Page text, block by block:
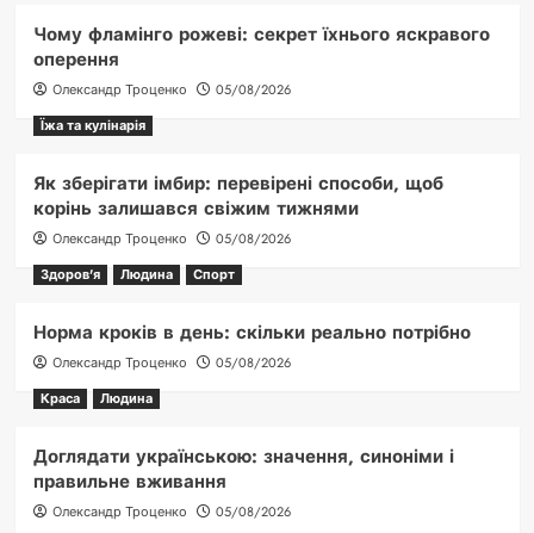
Чому фламінго рожеві: секрет їхнього яскравого
оперення
Олександр Троценко
05/08/2026
Їжа та кулінарія
Як зберігати імбир: перевірені способи, щоб
корінь залишався свіжим тижнями
Олександр Троценко
05/08/2026
Здоров'я
Людина Спорт
Норма кроків в день: скільки реально потрібно
Олександр Троценко
05/08/2026
Краса
Людина
Доглядати українською: значення, синоніми і
правильне вживання
Олександр Троценко 05/08/2026